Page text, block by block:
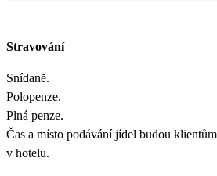
Stravování
Snídaně.
Polopenze.
Plná penze.
Čas a místo podávání jídel budou
v hotelu.